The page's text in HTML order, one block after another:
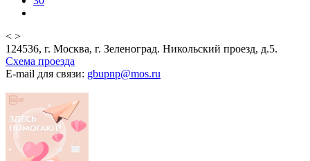
< >
124536, г. Москва, г. Зеленоград. Никольский проезд, д.5.
Схема проезда
E-mail для связи: gbupnp@mos.ru